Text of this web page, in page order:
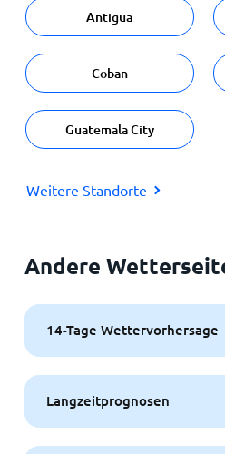
Antigua
Coban
Guatemala City
Weitere Standorte
Andere
14-Tage Wettervorhersage
Langzeitprognosen